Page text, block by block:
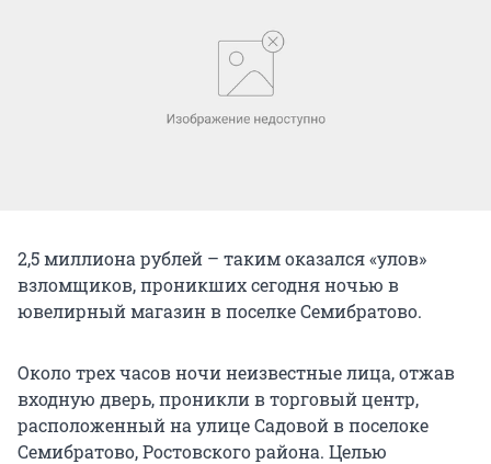
2,5 миллиона рублей – таким оказался «улов»
взломщиков, проникших сегодня ночью в
ювелирный магазин в поселке Семибратово.
Около трех часов ночи неизвестные лица, отжав
входную дверь, проникли в торговый центр,
расположенный на улице Садовой в поселоке
Семибратово, Ростовского района. Целью